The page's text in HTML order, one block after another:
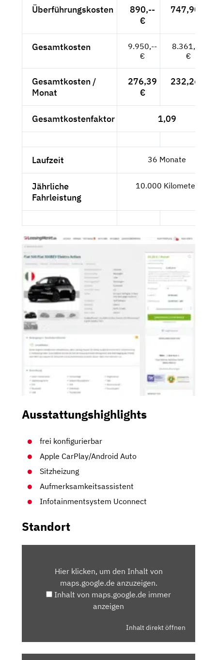
Überführungskosten
890,--
€
747,90 €
Gesamtkosten
9.950,--
€
8.361,34
€
Gesamtkosten /
Monat
276,39
€
232,26 €
Gesamtkostenfaktor 1,09
Laufzeit 36 Monate
Jährliche
Fahrleistung
10.000 Kilometer
Ausstattungshighlights
frei konfigurierbar
Apple CarPlay/Android Auto
Sitzheizung
Aufmerksamkeitsassistent
Infotainmentsystem Uconnect
Standort
MAPS.GOOGLE.DEHier klicken, um den Inhalt von
maps.google.de anzuzeigen.
Inhalt von maps.google.de immer
anzeigen
Inhalt direkt öffnen